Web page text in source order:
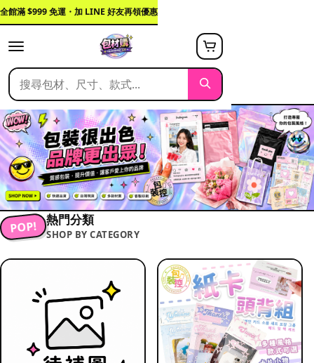
全館滿 $999 免運・加 LINE 好友再領優惠
POP! 熱門分類
SHOP BY CATEGORY